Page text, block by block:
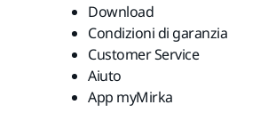
Download
Condizioni di garanzia
Customer Service
Aiuto
App myMirka